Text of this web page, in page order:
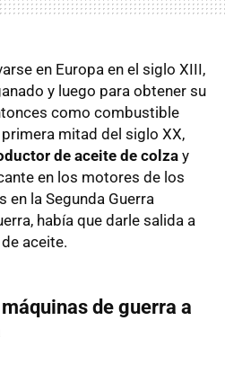
en Europa en el siglo XIII,
y luego para obtener su
como combustible
mitad del siglo XX,
de aceite de colza y
en los motores de los
en la Segunda Guerra
había que darle salida a
aceite.
de guerra a